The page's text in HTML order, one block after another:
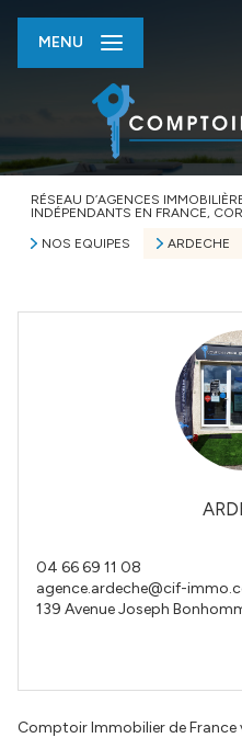
MENU
RÉSEAU D’AGENCES
INDÉPENDANTS EN FRANCE,
NOS EQUIPES
ARDECHE
04 66 69 11 08
agence.ardeche@cif-
139 Avenue Joseph
Comptoir Immobilier de France